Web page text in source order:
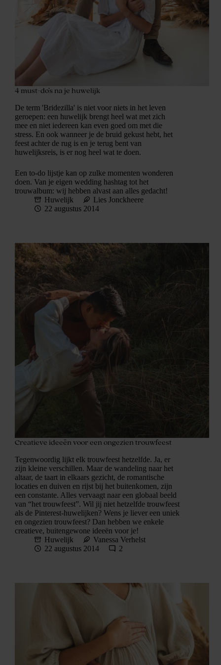
4 must-do’s na je huwelijk
De term 'Bridezilla' is niet voor niets in het leven
geroepen: een huwelijk brengt heel wat met zich
mee en niet iedereen kan even goed om met die
stress. En ook wanneer je de bruid gekust hebt, het
feest achter de rug is en je terug bent van
huwelijksreis, is er nog heel wat te doen.
Een to-do lijstje kan op zulke momenten wonderen
doen. Van je eigen wedding hashtag tot het
trouwalbum: wij hebben alvast aan alles gedacht!
Huwelijk
Lies Jonckheere
22 augustus 2014
Creatieve ideeën voor een ongezien trouwfeest
Tegenwoordig lijkt elk trouwfeest hetzelfde. Ja, er
zijn kleine verschillen. Maar de wandeling naar het
altaar, de taart in elkaars gezicht, de romantische
locaties en duiven en rijst bij het buitenkomen, zijn
een constante. Alles vervaagt naar een globaal beeld
van “het trouwfeest”. Wil jij niet hetzelfde trouwfeest
als de Pinterest-huwelijken? Wens je liever een uniek
en ongezien trouwfeest? Dan hebben we enkele
creatieve, buitengewone ideeën voor je!
Huwelijk
Vanessa Verhelst
22 augustus 2014
2